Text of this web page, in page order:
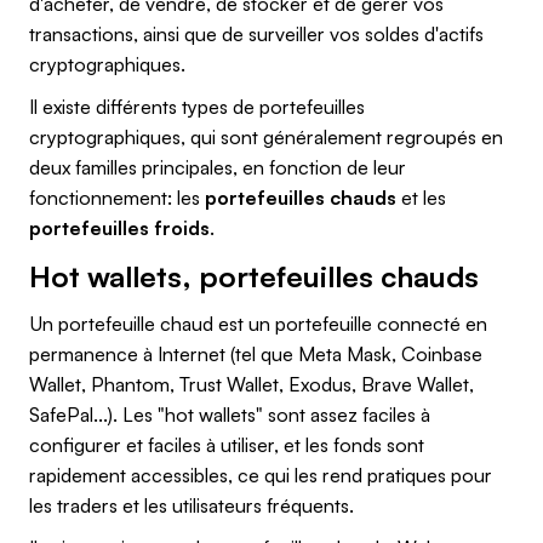
transactions, ainsi que de surveiller vos soldes d'actifs
cryptographiques.
Il existe différents types de portefeuilles
cryptographiques, qui sont généralement regroupés en
deux familles principales, en fonction de leur
fonctionnement: les portefeuilles chauds et les
portefeuilles froids.
Hot wallets, portefeuilles chauds
Un portefeuille chaud est un portefeuille connecté en
permanence à Internet (tel que Meta Mask, Coinbase
Wallet, Phantom, Trust Wallet, Exodus, Brave Wallet,
SafePal...). Les "hot wallets" sont assez faciles à
configurer et faciles à utiliser, et les fonds sont
rapidement accessibles, ce qui les rend pratiques pour
les traders et les utilisateurs fréquents.